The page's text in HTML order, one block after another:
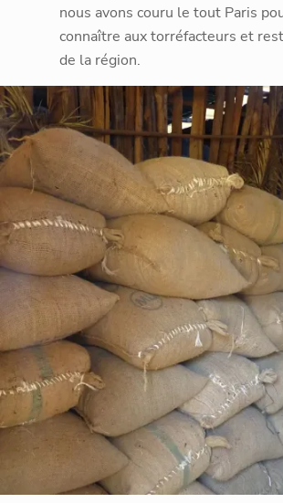
nous avons couru le tout Paris
connaître aux torréfacteurs et
de la région.